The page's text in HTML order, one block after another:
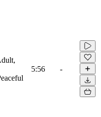
5:56 -